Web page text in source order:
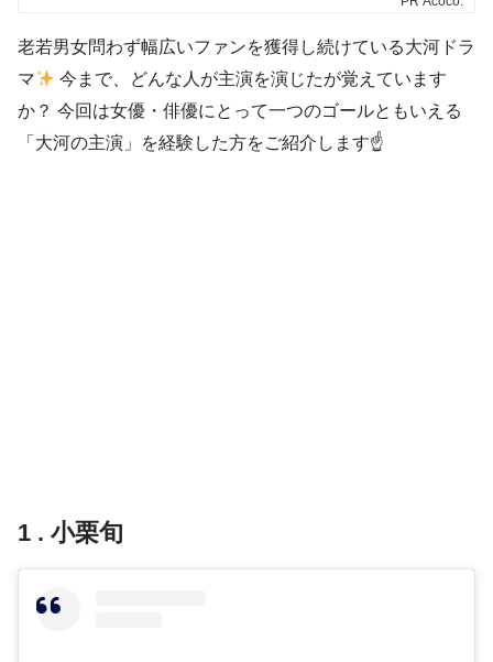
老若男女問わず幅広いファンを獲得し続けている大河ドラ
マ
今まで、どんな人が主演を演じたが覚えています
か？ 今回は女優・俳優にとって一つのゴールともいえる
「大河の主演」を経験した方をご紹介します☝
1 . 小栗旬